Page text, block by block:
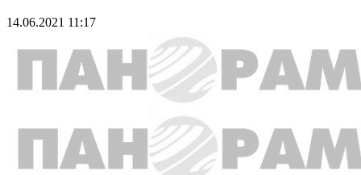
14.06.2021 11:17